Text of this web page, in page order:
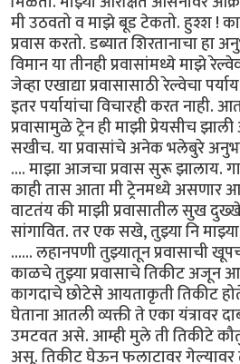
मी उठवतो व माझे बूड टेकतो. हुश्श !
प्रवास करतो. डब्यात शिरतानाचा हा
विमान या तीनही प्रवासांमध्ये माझे
जेव्हा एखाद्या प्रवासासाठी रेल्वेचा
इतर पर्यायांचा विचारही करत नाही.
प्रवासामुळे ट्रेन ही माझी प्रेयसीच
सखीच. या प्रवासांचे अनेक भलेबुरे
.... माझा आजचा प्रवास सुरू झालाय.
काही तास आता मी ट्रेनमध्ये असणार
वाटतंय की माझी प्रवासातील सुख
सांगावित. तर एक सखे, तुझ्या नि
...... लहानपणी तुझ्यातून प्रवासाची
काळचे तुझ्या प्रवासाचे तिकीट अजून
कागदाचे छोटेसे आयताकृती तिकीट
घेताना आतली व्यक्ती ते एका यंत्रावर
उमटवत असे. आम्ही मुले ती तिकीटे
असू. तिकीट घेऊन फलाटावर गेल्यावर